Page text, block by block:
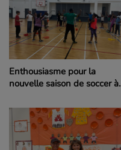
Enthousiasme pour la
nouvelle saison de soccer à